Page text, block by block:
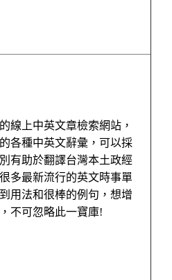
線上中英文章檢索網站，
各種中英文辭彙，可以採
有助於翻譯台灣本土政經
多最新流行的英文時事單
用法和很棒的例句，想增
不可忽略此一寶庫!